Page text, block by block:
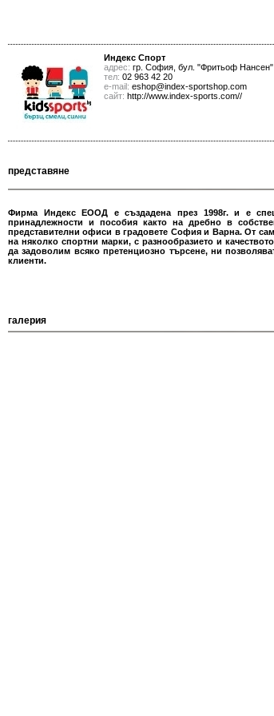
Индекс Спорт
адрес: гр. София, бул. "Фритьоф
тел: 02 963 42 20
е-mail: eshop@index-sportshop.com
сайт: http://www.index-sports.com//
представяне
Фирма Индекс ЕООД е създадена през 1998г. и е
принадлежности и пособия както на дребно в
представителни офиси в градовете София и Варна. От
на няколко спортни марки, с разнообразието и
да задоволим всяко претенциозно търсене, ни
клиенти.
галерия